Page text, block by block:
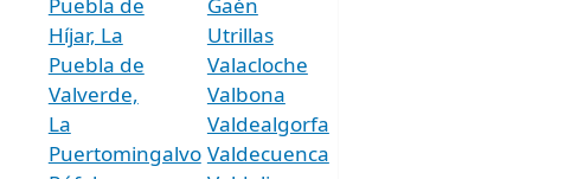
Híjar, La
Puebla de
Valverde,
La
Puertomingalvo
Utrillas
Valacloche
Valbona
Valdealgorfa
Valdecuenca